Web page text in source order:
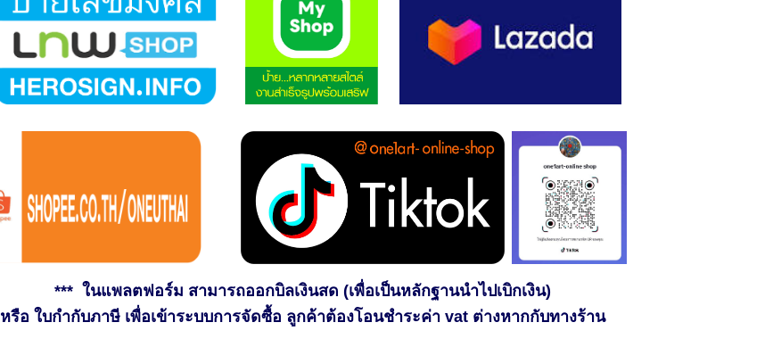
*** ในแพลตฟอร์ม สามารถออกบิลเงินสด (เพื่อเป็นหลักฐานนำไปเบิกเงิน)
หรือ ใบกำกับภาษี เพื่อเข้าระบบการจัดซื้อ ลูกค้าต้องโอนชำระค่า vat ต่างหากกับทางร้าน